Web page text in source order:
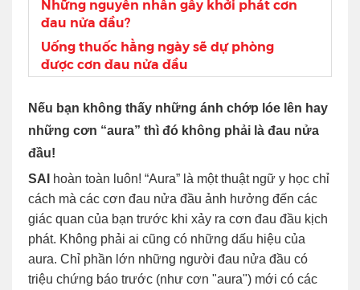
Những nguyên nhân gây khởi phát cơn
đau nửa đầu?
Uống thuốc hằng ngày sẽ dự phòng
được cơn đau nửa đầu
Nếu bạn không thấy những ánh chớp lóe lên hay
những cơn “aura” thì đó không phải là đau nửa
đầu!
SAI
hoàn toàn luôn! “Aura” là một thuật ngữ y học chỉ
cách mà các cơn đau nửa đầu ảnh hưởng đến các
giác quan của bạn trước khi xảy ra cơn đau đầu kịch
phát. Không phải ai cũng có những dấu hiệu của
aura. Chỉ phần lớn những người đau nửa đầu có
triệu chứng báo trước (như cơn "aura") mới có các